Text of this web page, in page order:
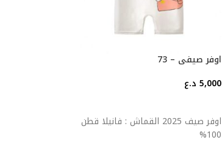
اوفر صيفي – 73
5,000 د.ع
اوفر صيف 2025 القماش : فانيلا قطن
100%